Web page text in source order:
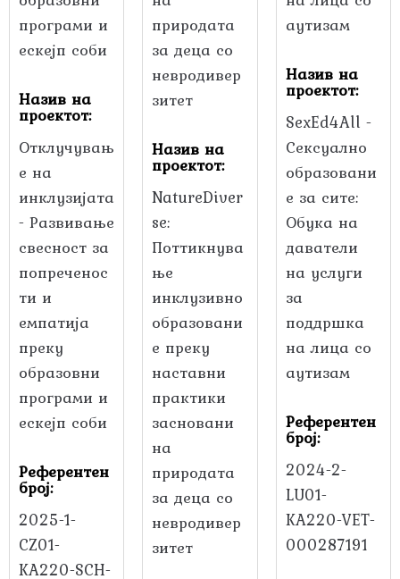
Назив на
проектот:
Отклучувањ
е на
инклузијата
- Развивање
свесност за
попреченос
ти и
емпатија
преку
образовни
програми и
ескејп соби
Референтен
број:
2025-1-
CZ01-
KA220-SCH-
Назив на
проектот:
NatureDiver
se:
Поттикнува
ње
инклузивно
образовани
е преку
наставни
практики
засновани
на
природата
за деца со
невродивер
зитет
Назив на
проектот:
SexEd4All -
Сексуално
образовани
е за сите:
Обука на
даватели
на услуги
за
поддршка
на лица со
аутизам
Референтен
број:
2024-2-
LU01-
KA220-VET-
000287191